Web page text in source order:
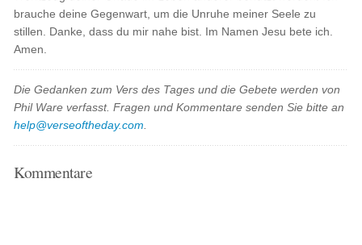
brauche deine Gegenwart, um die Unruhe meiner Seele zu
stillen. Danke, dass du mir nahe bist. Im Namen Jesu bete ich.
Amen.
Die Gedanken zum Vers des Tages und die Gebete werden von
Phil Ware verfasst. Fragen und Kommentare senden Sie bitte an
help@verseoftheday.com
Kommentare